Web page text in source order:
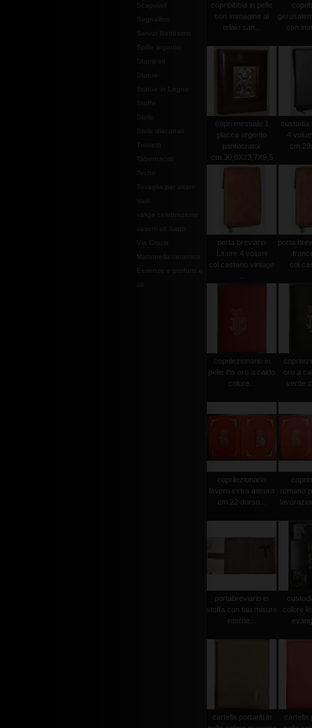
Scapolari
Segnalibri
Servizi Battesimo
Spille argento
Stampati
Statue
Statue in Legno
Stoffe
Stole
Stole diaconali
Tabernacoli
valige celebrazione
Mattonella ceramica
Essenze e profumi e
copribibbia in pelle
con immagine al
telaio san...
con
copri messale 1
placca argento
pantocrator
cm.30,8X23,7X9,5
custodia
4
porta breviario
Lit.ore 4 volumi
col.castano vintage
porta
coprilezionario in
pelle ihs oro a caldo
colore...
oro a
verde
coprilezionario
lavoro extra misura
cm.22 dorso...
romano
portabreviario in
stoffa con tau misure
interne...
colore
cartella portariti in
cartella